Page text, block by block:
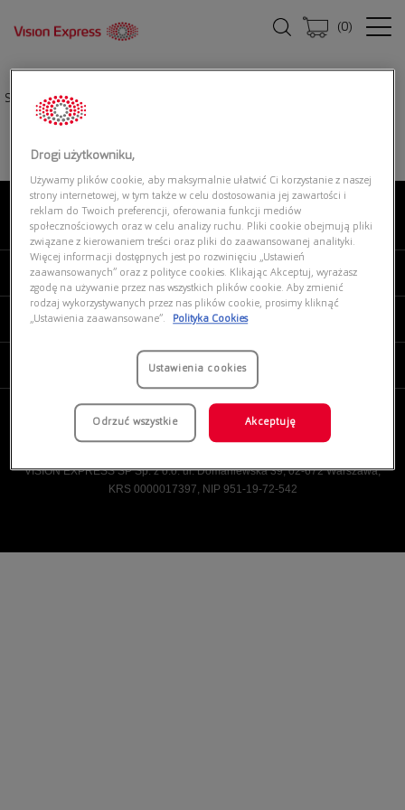
(0)
Strona główna|
O NAS
MOJE VISION EXPRESS
PRODUKTY I USŁUGI
VISION EXPRESS SP Sp. z o.o. ul. Domaniewska 39, 02-672 Warszawa,
KRS 0000017397, NIP 951-19-72-542
Drogi użytkowniku,
Używamy plików cookie, aby maksymalnie ułatwić Ci korzystanie z naszej
strony internetowej, w tym także w celu dostosowania jej zawartości i
reklam do Twoich preferencji, oferowania funkcji mediów
społecznościowych oraz w celu analizy ruchu. Pliki cookie obejmują pliki
związane z kierowaniem treści oraz pliki do zaawansowanej analityki.
Więcej informacji dostępnych jest po rozwinięciu „Ustawień
zaawansowanych” oraz z polityce cookies. Klikając Akceptuj, wyrażasz
zgodę na używanie przez nas wszystkich plików cookie. Aby zmienić
rodzaj wykorzystywanych przez nas plików cookie, prosimy kliknąć
„Ustawienia zaawansowane”.
Polityka Cookies
Ustawienia cookies
Odrzuć wszystkie Akceptuję